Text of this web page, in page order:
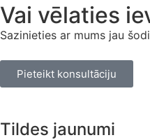
Vai vēlaties
Sazinieties ar mums jau
Pieteikt konsultāciju
Tildes jaunumi